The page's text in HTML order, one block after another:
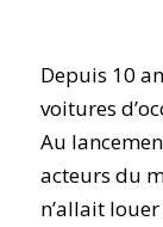
Depuis 10
voitures
Au
acteurs du
n’allait